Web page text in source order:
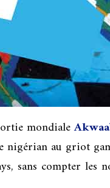
mondiale
au griot
sans compter les